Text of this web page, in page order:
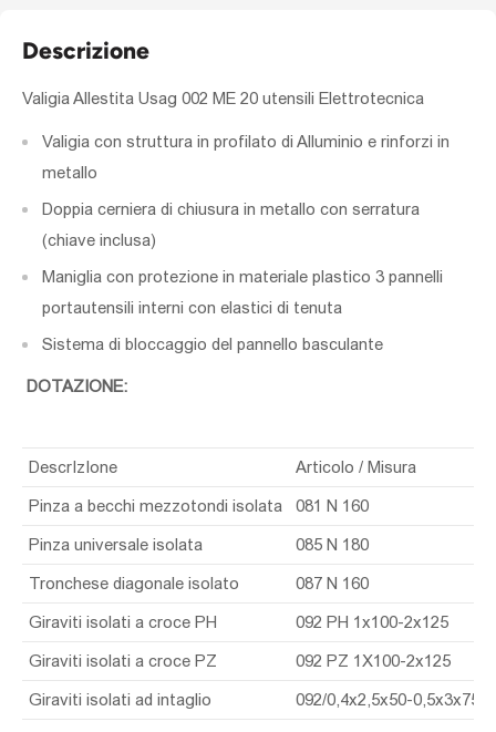
Descrizione
Valigia Allestita Usag 002 ME 20 utensili Elettrotecnica
Valigia con struttura in profilato di Alluminio e rinforzi in
metallo
Doppia cerniera di chiusura in metallo con serratura
(chiave inclusa)
Maniglia con protezione in materiale plastico 3 pannelli
portautensili interni con elastici di tenuta
Sistema di bloccaggio del pannello basculante
DOTAZIONE:
DescrIzIone Articolo / Misura
Pinza a becchi mezzotondi isolata 081 N 160
Pinza universale isolata 085 N 180
Tronchese diagonale isolato 087 N 160
Giraviti isolati a croce PH 092 PH 1x100-2x125
Giraviti isolati a croce PZ 092 PZ 1X100-2x125
Giraviti isolati ad intaglio 092/0,4x2,5x50-0,5x3x75-